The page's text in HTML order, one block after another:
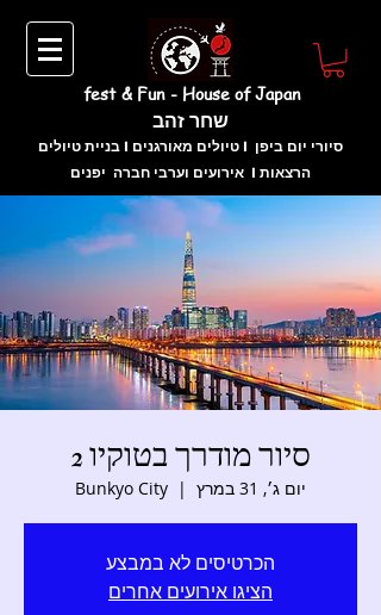
fest & Fun - House of Japan
בניית טיולים I טיולים מאורגנים I סיורי יום ביפן
אירועים וערבי חברה יפנים I הרצאות
סיור מודרך בטוקיו 2
יום ג׳, 31 במרץ
  |
Bunkyo City
הכרטיסים לא במבצע
הציגו אירועים אחרים